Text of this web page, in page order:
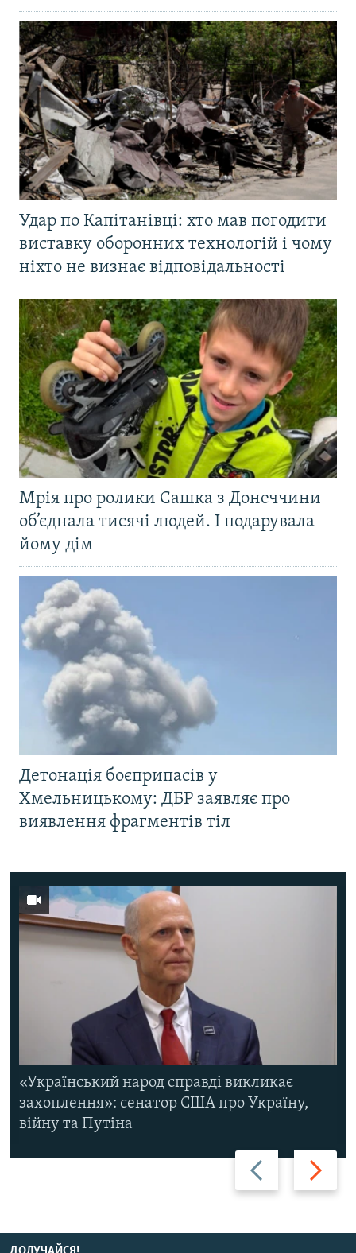
Удар по Капітанівці: хто мав погодити
виставку оборонних технологій і чому
ніхто не визнає відповідальності
Мрія про ролики Сашка з Донеччини
об’єднала тисячі людей. І подарувала
йому дім
Детонація боєприпасів у
Хмельницькому: ДБР заявляє про
виявлення фрагментів тіл
Назад Вперед
«Український народ справді викликає
захоплення»: сенатор США про Україну,
війну та Путіна